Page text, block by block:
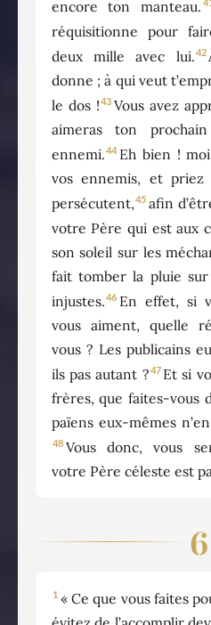
encore ton manteau. 41
réquisitionne pour
deux mille avec lui.42
donne ; à qui veut
le dos !43 Vous avez
aimeras ton
ennemi.44 Eh bien !
vos ennemis, et
persécutent,45 afin
votre Père qui est aux
son soleil sur les
fait tomber la pluie
injustes.46 En effet, si
vous aiment, quelle
vous ? Les publicains
ils pas autant ?47 Et si
frères, que faites-vous
païens eux-mêmes
48 Vous donc, vous
votre Père céleste est
6
1 « Ce que vous faites